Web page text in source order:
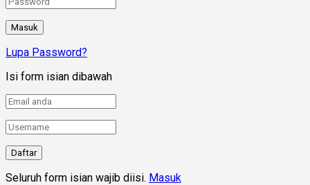
Lupa Password?
Isi form isian dibawah
Seluruh form isian wajib diisi. Masuk